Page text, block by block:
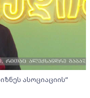
ასოციაციის”